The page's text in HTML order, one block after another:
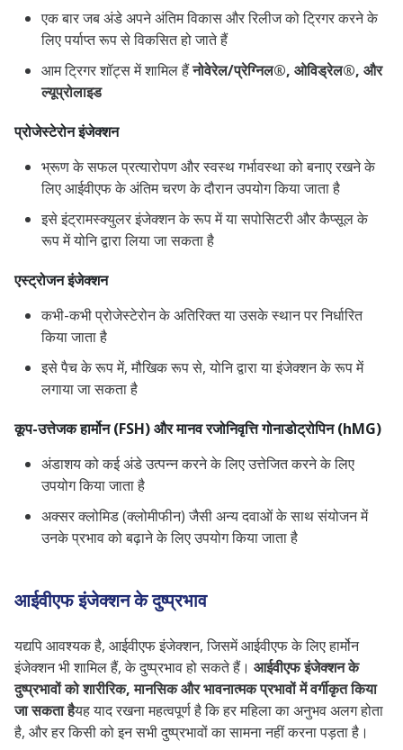
एक बार जब अंडे अपने अंतिम विकास और रिलीज को ट्रिगर करने के
लिए पर्याप्त रूप से विकसित हो जाते हैं
आम ट्रिगर शॉट्स में शामिल हैंनोवेरेल/प्रेग्निल®, ओविड्रेल®, और
ल्यूप्रोलाइड
प्रोजेस्टेरोन इंजेक्शन
भ्रूण के सफल प्रत्यारोपण और स्वस्थ गर्भावस्था को बनाए रखने के
लिए आईवीएफ के अंतिम चरण के दौरान उपयोग किया जाता है
इसे इंट्रामस्क्युलर इंजेक्शन के रूप में या सपोसिटरी और कैप्सूल के
रूप में योनि द्वारा लिया जा सकता है
एस्ट्रोजन इंजेक्शन
कभी-कभी प्रोजेस्टेरोन के अतिरिक्त या उसके स्थान पर निर्धारित
किया जाता है
इसे पैच के रूप में, मौखिक रूप से, योनि द्वारा या इंजेक्शन के रूप में
लगाया जा सकता है
कूप-उत्तेजक हार्मोन (FSH) और मानव रजोनिवृत्ति गोनाडोट्रोपिन (hMG)
अंडाशय को कई अंडे उत्पन्न करने के लिए उत्तेजित करने के लिए
उपयोग किया जाता है
अक्सर क्लोमिड (क्लोमीफीन) जैसी अन्य दवाओं के साथ संयोजन में
उनके प्रभाव को बढ़ाने के लिए उपयोग किया जाता है
आईवीएफ इंजेक्शन के दुष्प्रभाव
यद्यपि आवश्यक है, आईवीएफ इंजेक्शन, जिसमें आईवीएफ के लिए हार्मोन
इंजेक्शन भी शामिल हैं, के दुष्प्रभाव हो सकते हैं। आईवीएफ इंजेक्शन के
दुष्प्रभावों को शारीरिक, मानसिक और भावनात्मक प्रभावों में वर्गीकृत किया
जा सकता हैयह याद रखना महत्वपूर्ण है कि हर महिला का अनुभव अलग होता
है, और हर किसी को इन सभी दुष्प्रभावों का सामना नहीं करना पड़ता है।